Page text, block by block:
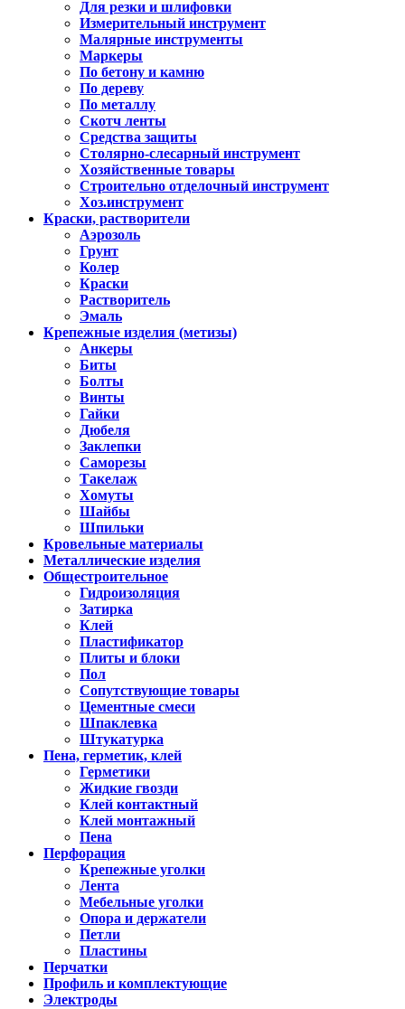
Для резки и шлифовки
Измерительный инструмент
Малярные инструменты
Маркеры
По бетону и камню
По дереву
По металлу
Скотч ленты
Средства защиты
Столярно-слесарный инструмент
Хозяйственные товары
Строительно отделочный инструмент
Хоз.инструмент
Краски, растворители
Аэрозоль
Грунт
Колер
Краски
Растворитель
Эмаль
Крепежные изделия (метизы)
Анкеры
Биты
Болты
Винты
Гайки
Дюбеля
Заклепки
Саморезы
Такелаж
Хомуты
Шайбы
Шпильки
Кровельные материалы
Металлические изделия
Общестроительное
Гидроизоляция
Затирка
Клей
Пластификатор
Плиты и блоки
Пол
Сопутствующие товары
Цементные смеси
Шпаклевка
Штукатурка
Пена, герметик, клей
Герметики
Жидкие гвозди
Клей контактный
Клей монтажный
Пена
Перфорация
Крепежные уголки
Лента
Мебельные уголки
Опора и держатели
Петли
Пластины
Перчатки
Профиль и комплектующие
Электроды